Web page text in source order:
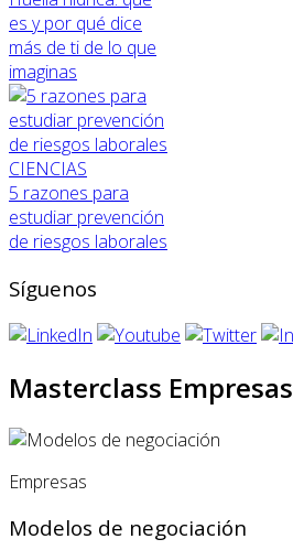
es y por qué dice
más de ti de lo que
imaginas
CIENCIAS
5 razones para
estudiar prevención
de riesgos laborales
Síguenos
Masterclass Empresas
Empresas
Modelos de negociación